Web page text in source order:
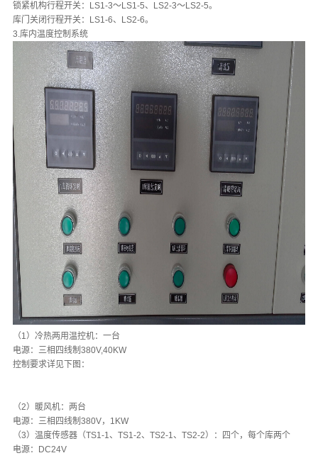
锁紧机构行程开关：LS1-3～LS1-5、LS2-3～LS2-5。
库门关闭行程开关：LS1-6、LS2-6。
3.库内温度控制系统
（1）冷热两用温控机：一台
电源：三相四线制380V,40KW
控制要求详见下图：
（2）暖风机：两台
电源：三相四线制380V，1KW
（3）温度传感器（TS1-1、TS1-2、TS2-1、TS2-2）：四个，每个库两个
电源：DC24V